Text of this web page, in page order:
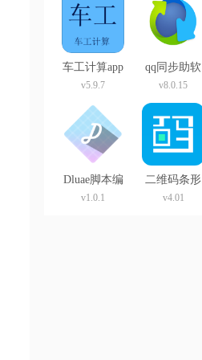
车工计算app
v5.9.7
qq同步助软
件
v8.0.15
Dluae脚本编
辑器
v1.0.1
二维码条形
码app
v4.01